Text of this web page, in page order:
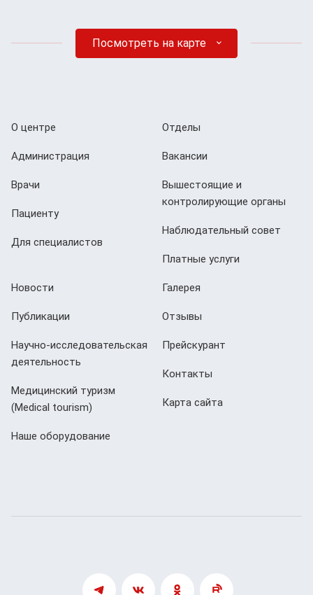
Посмотреть на карте
О центре
Администрация
Врачи
Пациенту
Для специалистов
Отделы
Вакансии
Вышестоящие и
контролирующие органы
Наблюдательный совет
Платные услуги
Новости
Публикации
Научно-исследовательская
деятельность
Медицинский туризм
(Мedical tourism)
Наше оборудование
Галерея
Отзывы
Прейскурант
Контакты
Карта сайта